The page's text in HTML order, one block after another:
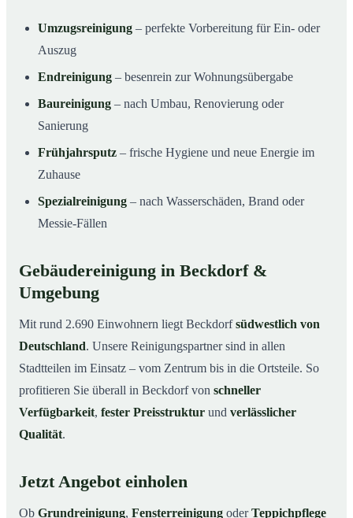
Umzugsreinigung – perfekte Vorbereitung für Ein- oder
Auszug
Endreinigung – besenrein zur Wohnungsübergabe
Baureinigung – nach Umbau, Renovierung oder
Sanierung
Frühjahrsputz – frische Hygiene und neue Energie im
Zuhause
Spezialreinigung – nach Wasserschäden, Brand oder
Messie-Fällen
Gebäudereinigung in Beckdorf &
Umgebung
Mit rund 2.690 Einwohnern liegt Beckdorfsüdwestlich von
Deutschland. Unsere Reinigungspartner sind in allen
Stadtteilen im Einsatz – vom Zentrum bis in die Ortsteile. So
profitieren Sie überall in Beckdorf von schneller
Verfügbarkeit, fester Preisstruktur und verlässlicher
Qualität.
Jetzt Angebot einholen
Ob Grundreinigung, Fensterreinigung oderTeppichpflege